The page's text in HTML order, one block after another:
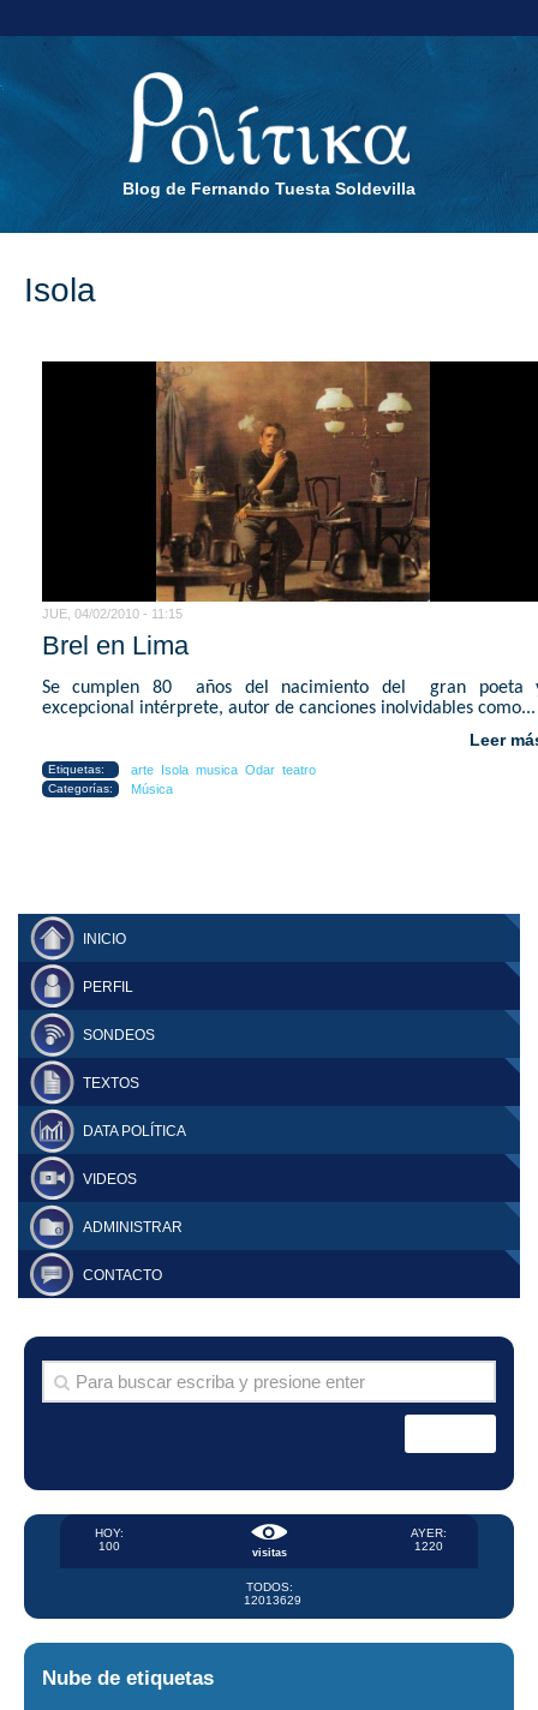
Blog de Fernando Tuesta Soldevilla
Isola
JUE, 04/02/2010 - 11:15
Brel en Lima
Se cumplen 80 años del nacimiento del gran poeta
excepcional intérprete, autor de canciones inolvidables como...
Leer
Etiquetas: arte Isola musica Odar teatro
Categorías: Música
INICIO
PERFIL
SONDEOS
TEXTOS
DATA POLÍTICA
VIDEOS
ADMINISTRAR
CONTACTO
visitas
HOY:
100
AYER:
1220
TODOS:
12013629
Nube de etiquetas